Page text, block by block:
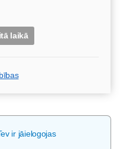
laikā
ir jāielogojas